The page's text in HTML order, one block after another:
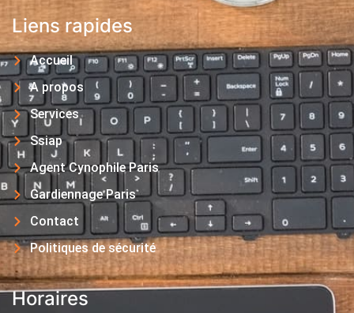
Liens rapides
Accueil
A propos
Services
Ssiap
Agent Cynophile Paris
Gardiennage Paris
Contact
Politiques de sécurité
Horaires